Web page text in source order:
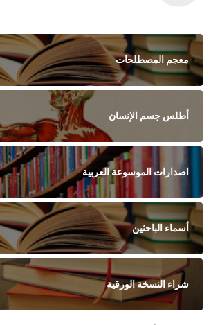
معجم المصطلحات
أطلس جسم الإنسان
اصدارات الموسوعة العربية
أسماء الباحثين
شراء النسخة الورقية